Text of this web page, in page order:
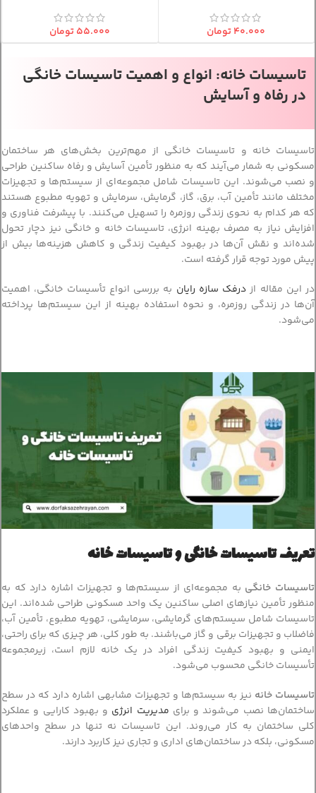
۴۰.۰۰۰تومان ۵۵.۰۰۰تومان
تاسیسات خانه: انواع و اهمیت تاسیسات خانگی
در رفاه و آسایش
تاسیسات خانه و تاسیسات خانگی از مهم‌ترین بخش‌های هر ساختمان
مسکونی به شمار می‌آیند که به منظور تأمین آسایش و رفاه ساکنین طراحی
و نصب می‌شوند. این تاسیسات شامل مجموعه‌ای از سیستم‌ها و تجهیزات
مختلف مانند تأمین آب، برق، گاز، گرمایش، سرمایش و تهویه مطبوع هستند
که هر کدام به نحوی زندگی روزمره را تسهیل می‌کنند. با پیشرفت فناوری و
افزایش نیاز به مصرف بهینه انرژی، تاسیسات خانه و خانگی نیز دچار تحول
شده‌اند و نقش آن‌ها در بهبود کیفیت زندگی و کاهش هزینه‌ها بیش از
پیش مورد توجه قرار گرفته است.
در این مقاله از درفک سازه رایان به بررسی انواع تأسیسات خانگی، اهمیت
آن‌ها در زندگی روزمره، و نحوه استفاده بهینه از این سیستم‌ها پرداخته
می‌شود.
تعریف تاسیسات خانگی و تاسیسات خانه
تاسیسات خانگی به مجموعه‌ای از سیستم‌ها و تجهیزات اشاره دارد که به
منظور تأمین نیازهای اصلی ساکنین یک واحد مسکونی طراحی شده‌اند. این
تاسیسات شامل سیستم‌های گرمایشی، سرمایشی، تهویه مطبوع، تأمین آب،
فاضلاب و تجهیزات برقی و گاز می‌باشند. به طور کلی، هر چیزی که برای راحتی،
ایمنی و بهبود کیفیت زندگی افراد در یک خانه لازم است، زیرمجموعه
تأسیسات خانگی محسوب می‌شود.
تاسیسات خانه نیز به سیستم‌ها و تجهیزات مشابهی اشاره دارد که در سطح
ساختمان‌ها نصب می‌شوند و برای مدیریت انرژی و بهبود کارایی و عملکرد
کلی ساختمان به کار می‌روند. این تاسیسات نه تنها در سطح واحدهای
مسکونی، بلکه در ساختمان‌های اداری و تجاری نیز کاربرد دارند.